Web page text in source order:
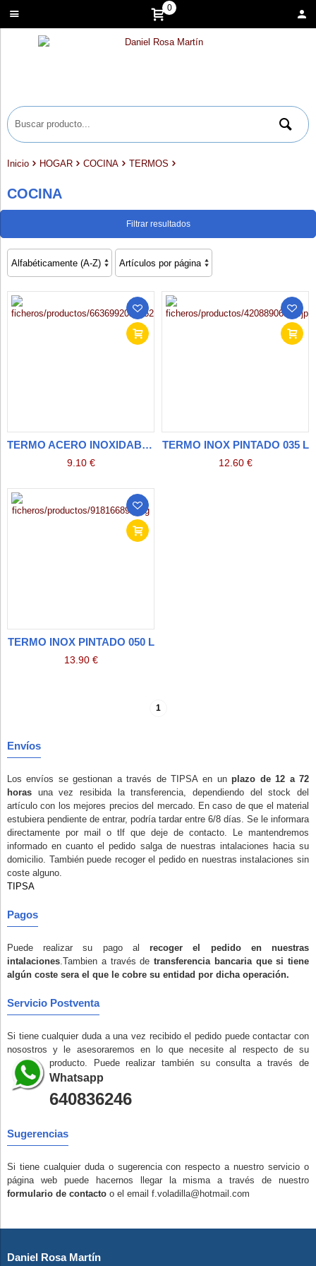
0
Inicio HOGAR COCINA TERMOS
COCINA
Filtrar resultados
TERMO ACERO INOXIDABLE
9.10 €
TERMO INOX PINTADO 035 L
12.60 €
TERMO INOX PINTADO 050 L
13.90 €
1
Envíos
Los envíos se gestionan a través de TIPSA en unplazo de 12 a 72
horas una vez resibida la transferencia, dependiendo del stock del
artículo con los mejores precios del mercado. En caso de que el material
estubiera pendiente de entrar, podría tardar entre 6/8 días. Se le informara
directamente por mail o tlf que deje de contacto. Le mantendremos
informado en cuanto el pedido salga de nuestras intalaciones hacia su
domicilio. También puede recoger el pedido en nuestras instalaciones sin
coste alguno.
TIPSA
Pagos
Puede realizar su pago alrecoger el pedido en nuestras
intalaciones.Tambien a través de transferencia bancaria que si tiene
algún coste sera el que le cobre su entidad por dicha operación.
Servicio Postventa
Si tiene cualquier duda a una vez recibido el pedido puede contactar con
nosostros y le asesoraremos en lo que necesite al respecto de su
producto. Puede realizar también su consulta a través de
Whatsapp
640836246
Sugerencias
Si tiene cualquier duda o sugerencia con respecto a nuestro servicio o
página web puede hacernos llegar la misma a través de nuestro
formulario de contacto o el email f.voladilla@hotmail.com
Daniel Rosa Martín